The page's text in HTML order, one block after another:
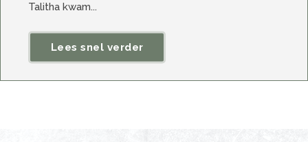
Talitha kwam...
Lees snel verder